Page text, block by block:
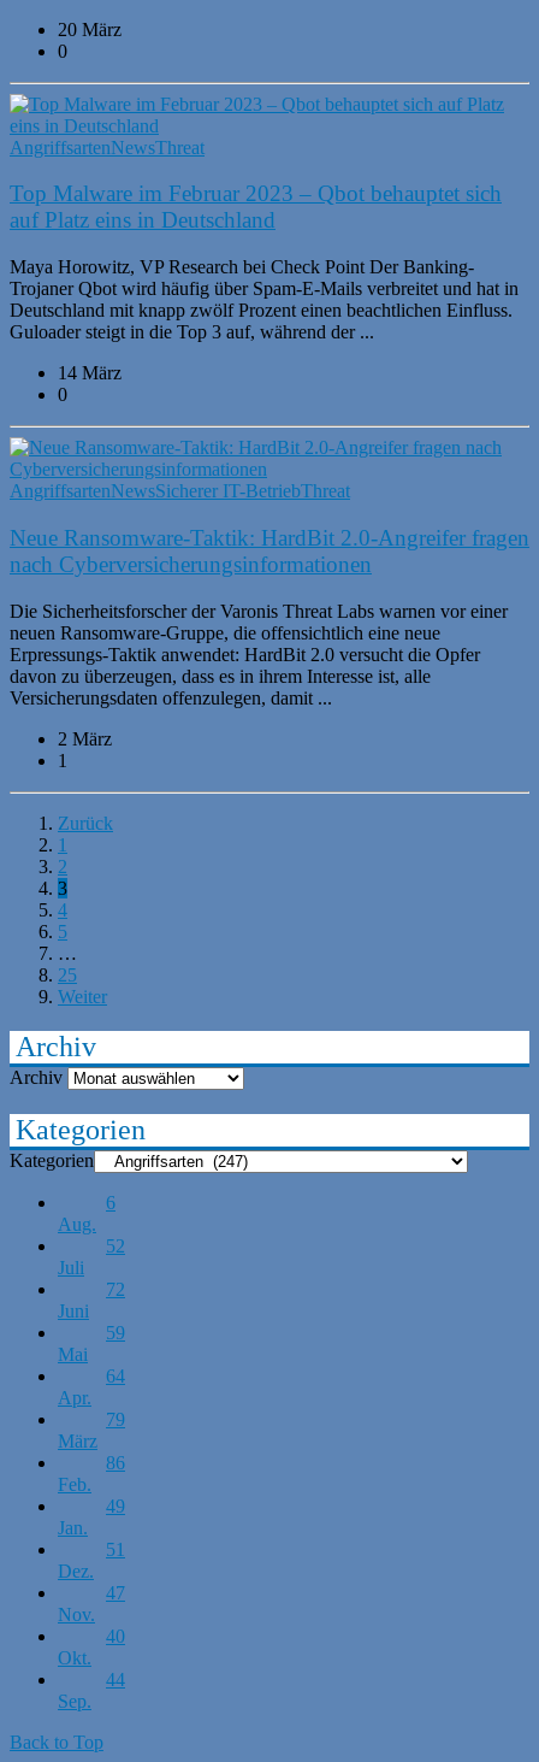
20 März
0
AngriffsartenNewsThreat
Top Malware im Februar 2023 – Qbot behauptet sich
auf Platz eins in Deutschland
Maya Horowitz, VP Research bei Check Point Der Banking-
Trojaner Qbot wird häufig über Spam-E-Mails verbreitet und hat in
Deutschland mit knapp zwölf Prozent einen beachtlichen Einfluss.
Guloader steigt in die Top 3 auf, während der ...
14 März
0
AngriffsartenNewsSicherer IT-BetriebThreat
Neue Ransomware-Taktik: HardBit 2.0-Angreifer fragen
nach Cyberversicherungsinformationen
Die Sicherheitsforscher der Varonis Threat Labs warnen vor einer
neuen Ransomware-Gruppe, die offensichtlich eine neue
Erpressungs-Taktik anwendet: HardBit 2.0 versucht die Opfer
davon zu überzeugen, dass es in ihrem Interesse ist, alle
Versicherungsdaten offenzulegen, damit ...
2 März
1
Zurück
1
2
3
4
5
…
25
Weiter
Archiv
Archiv
Kategorien
Kategorien
6
Aug.
52
Juli
72
Juni
59
Mai
64
Apr.
79
März
86
Feb.
49
Jan.
51
Dez.
47
Nov.
40
Okt.
44
Sep.
Back to Top